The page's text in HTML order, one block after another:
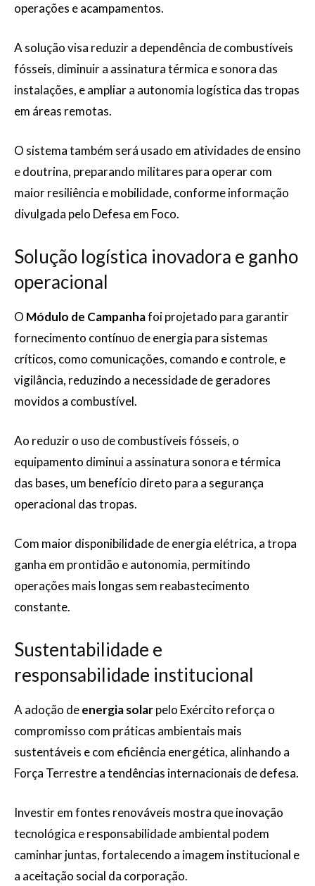
operações e acampamentos.
A solução visa reduzir a dependência de combustíveis
fósseis, diminuir a assinatura térmica e sonora das
instalações, e ampliar a autonomia logística das tropas
em áreas remotas.
O sistema também será usado em atividades de ensino
e doutrina, preparando militares para operar com
maior resiliência e mobilidade, conforme informação
divulgada pelo Defesa em Foco.
Solução logística inovadora e ganho
operacional
O Módulo de Campanhafoi projetado para garantir
fornecimento contínuo de energia para sistemas
críticos, como comunicações, comando e controle, e
vigilância, reduzindo a necessidade de geradores
movidos a combustível.
Ao reduzir o uso de combustíveis fósseis, o
equipamento diminui a assinatura sonora e térmica
das bases, um benefício direto para a segurança
operacional das tropas.
Com maior disponibilidade de energia elétrica, a tropa
ganha em prontidão e autonomia, permitindo
operações mais longas sem reabastecimento
constante.
Sustentabilidade e
responsabilidade institucional
A adoção deenergia solarpelo Exército reforça o
compromisso com práticas ambientais mais
sustentáveis e com eficiência energética, alinhando a
Força Terrestre a tendências internacionais de defesa.
Investir em fontes renováveis mostra que inovação
tecnológica e responsabilidade ambiental podem
caminhar juntas, fortalecendo a imagem institucional e
a aceitação social da corporação.